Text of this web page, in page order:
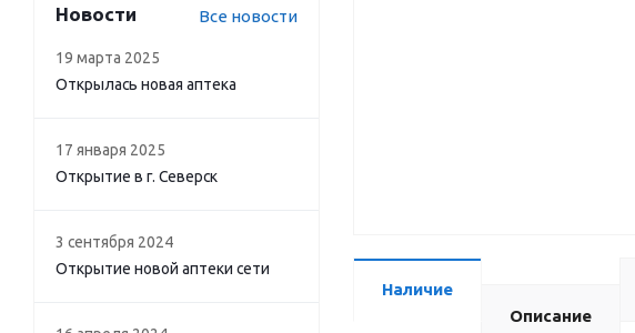
Наличие
Описание
Новости Все новости
19 марта 2025
Открылась новая аптека
17 января 2025
Открытие в г. Северск
3 сентября 2024
Открытие новой аптеки сети